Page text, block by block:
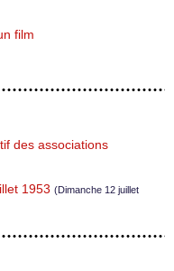
film
des associations
1953 (Dimanche 12 juillet